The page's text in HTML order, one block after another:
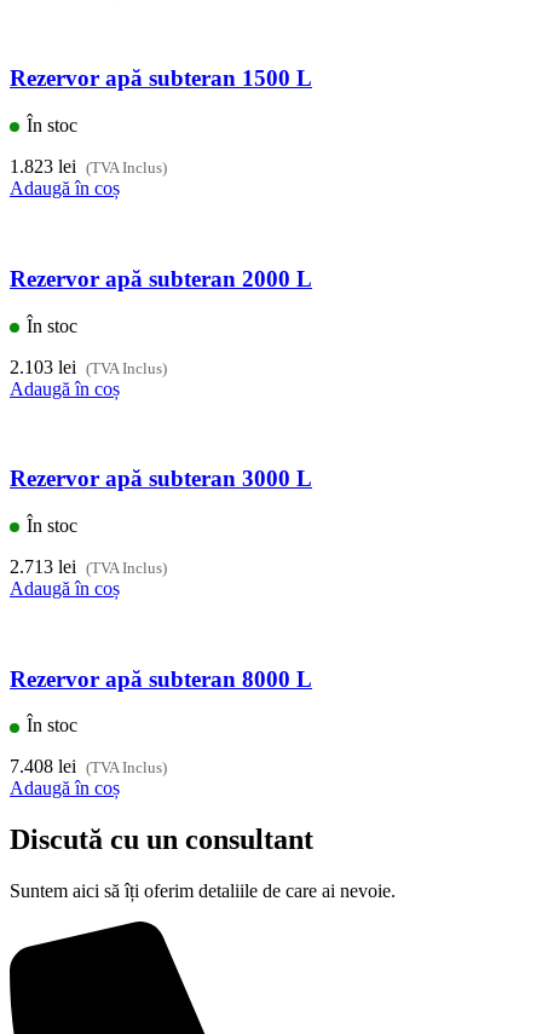
Rezervor apă subteran 1500 L
În stoc
1.823 lei (TVA Inclus)
Adaugă în coș
Rezervor apă subteran 2000 L
În stoc
2.103 lei (TVA Inclus)
Adaugă în coș
Rezervor apă subteran 3000 L
În stoc
2.713 lei (TVA Inclus)
Adaugă în coș
Rezervor apă subteran 8000 L
În stoc
7.408 lei (TVA Inclus)
Adaugă în coș
Discută cu un consultant
Suntem aici să îți oferim detaliile de care ai nevoie.